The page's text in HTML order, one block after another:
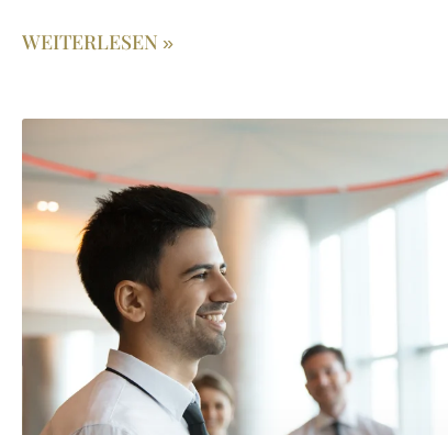
WEITERLESEN »